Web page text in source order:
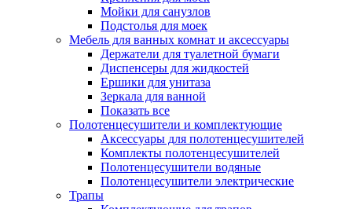
Мойки для санузлов
Подстолья для моек
Мебель для ванных комнат и аксессуары
Держатели для туалетной бумаги
Диспенсеры для жидкостей
Ершики для унитаза
Зеркала для ванной
Показать все
Полотенцесушители и комплектующие
Аксессуары для полотенцесушителей
Комплекты полотенцесушителей
Полотенцесушители водяные
Полотенцесушители электрические
Трапы